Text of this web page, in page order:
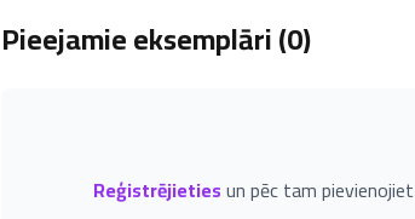
Pieejamie eksemplāri (0)
Reģistrējietiesun pēc tam